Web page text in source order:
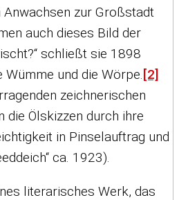
Anwachsen zur Großstadt
auch dieses Bild der
schließt sie 1898
und die Wörpe. [2]
zeichnerischen
die Ölskizzen durch ihre
in Pinselauftrag und
ca. 1923).
literarisches Werk, das